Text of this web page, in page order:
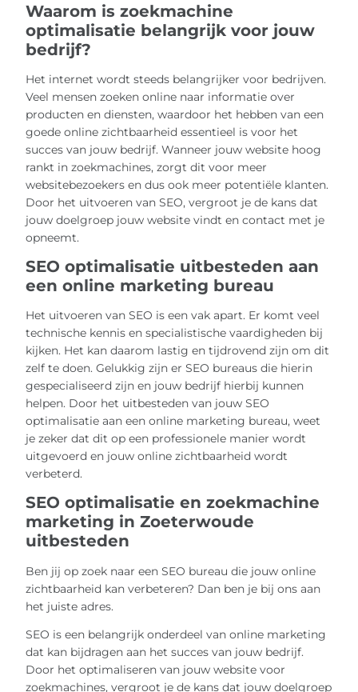
Waarom is zoekmachine
optimalisatie belangrijk voor jouw
bedrijf?
Het internet wordt steeds belangrijker voor bedrijven.
Veel mensen zoeken online naar informatie over
producten en diensten, waardoor het hebben van een
goede online zichtbaarheid essentieel is voor het
succes van jouw bedrijf. Wanneer jouw website hoog
rankt in zoekmachines, zorgt dit voor meer
websitebezoekers en dus ook meer potentiële klanten.
Door het uitvoeren van SEO, vergroot je de kans dat
jouw doelgroep jouw website vindt en contact met je
opneemt.
SEO optimalisatie uitbesteden aan
een online marketing bureau
Het uitvoeren van SEO is een vak apart. Er komt veel
technische kennis en specialistische vaardigheden bij
kijken. Het kan daarom lastig en tijdrovend zijn om dit
zelf te doen. Gelukkig zijn er SEO bureaus die hierin
gespecialiseerd zijn en jouw bedrijf hierbij kunnen
helpen. Door het uitbesteden van jouw SEO
optimalisatie aan een online marketing bureau, weet
je zeker dat dit op een professionele manier wordt
uitgevoerd en jouw online zichtbaarheid wordt
verbeterd.
SEO optimalisatie en zoekmachine
marketing in Zoeterwoude
uitbesteden
Ben jij op zoek naar een SEO bureau die jouw online
zichtbaarheid kan verbeteren? Dan ben je bij ons aan
het juiste adres.
SEO is een belangrijk onderdeel van online marketing
dat kan bijdragen aan het succes van jouw bedrijf.
Door het optimaliseren van jouw website voor
zoekmachines, vergroot je de kans dat jouw doelgroep